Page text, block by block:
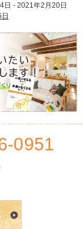
日 - 2021年2月20日
0951